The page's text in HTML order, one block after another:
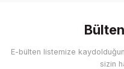
Görüş ve önerileriniz için
Ürün resmi kalitesiz,
E-bülten listemize
sizin